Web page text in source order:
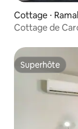
Cottage ⋅
Cottage de
Superhôte
Superhôte